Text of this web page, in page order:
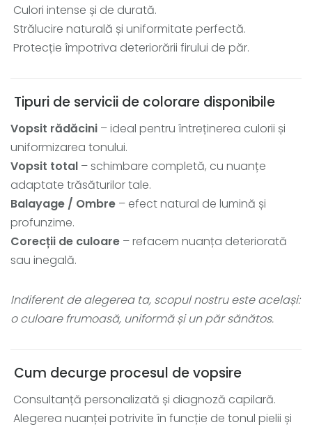
Culori intense și de durată.
Strălucire naturală și uniformitate perfectă.
Protecție împotriva deteriorării firului de păr.
Tipuri de servicii de colorare disponibile
Vopsit rădăcini – ideal pentru întreținerea culorii și
uniformizarea tonului.
Vopsit total – schimbare completă, cu nuanțe
adaptate trăsăturilor tale.
Balayage / Ombre – efect natural de lumină și
profunzime.
Corecții de culoare – refacem nuanța deteriorată
sau inegală.
Indiferent de alegerea ta, scopul nostru este același:
o culoare frumoasă, uniformă și un păr sănătos.
Cum decurge procesul de vopsire
Consultanță personalizată și diagnoză capilară.
Alegerea nuanței potrivite în funcție de tonul pielii și